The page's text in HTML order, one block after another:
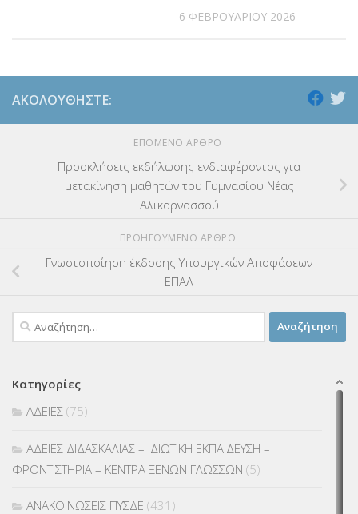
6 ΦΕΒΡΟΥΑΡΊΟΥ 2026
ΑΚΟΛΟΥΘΉΣΤΕ:
ΕΠΌΜΕΝΟ ΆΡΘΡΟ
Προσκλήσεις εκδήλωσης ενδιαφέροντος για
μετακίνηση μαθητών του Γυμνασίου Νέας
Αλικαρνασσού
ΠΡΟΗΓΟΎΜΕΝΟ ΆΡΘΡΟ
Γνωστοποίηση έκδοσης Υπουργικών Αποφάσεων
ΕΠΑΛ
Αναζήτηση
για:
Κατηγορίες
ΑΔΕΙΕΣ (75)
ΑΔΕΙΕΣ ΔΙΔΑΣΚΑΛΙΑΣ – ΙΔΙΩΤΙΚΗ ΕΚΠΑΙΔΕΥΣΗ –
ΦΡΟΝΤΙΣΤΗΡΙΑ – ΚΕΝΤΡΑ ΞΕΝΩΝ ΓΛΩΣΣΩΝ (5)
ΑΝΑΚΟΙΝΩΣΕΙΣ ΠΥΣΔΕ (431)